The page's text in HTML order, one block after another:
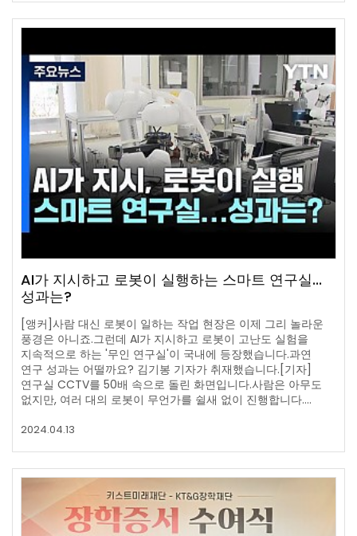
AI가 지시하고 로봇이 실행하는 스마트 연구실...
성과는?
[앵커]사람 대신 로봇이 일하는 작업 현장은 이제 그리 놀라운
풍경은 아니죠.그런데 AI가 지시하고 로봇이 고난도 실험을
지속적으로 하는 '무인 연구실'이 국내에 등장했습니다.과연
연구 성과는 어떨까요? 김기봉 기자가 취재했습니다.[기자]
연구실 CCTV를 50배 속으로 돌린 화면입니다.사람은 아무도
없지만, 여러 대의 로봇이 무언가를 쉴새 없이 진행합니다.…
2024.04.13